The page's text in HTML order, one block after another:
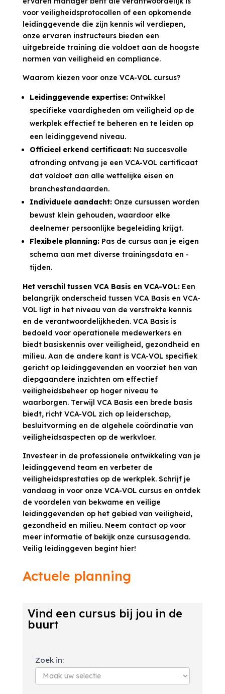
voor veiligheidsprotocollen of een opkomende
leidinggevende die zijn kennis wil verdiepen,
onze ervaren instructeurs bieden een
uitgebreide training die voldoet aan de hoogste
normen van veiligheid en compliance.
Waarom kiezen voor onze VCA-VOL cursus?
Leidinggevende expertise:Ontwikkel
specifieke vaardigheden om veiligheid op de
werkplek effectief te beheren en te leiden op
een leidinggevend niveau.
Officieel erkend certificaat:Na succesvolle
afronding ontvang je een VCA-VOL certificaat
dat voldoet aan alle wettelijke eisen en
branchestandaarden.
Individuele aandacht:Onze cursussen worden
bewust klein gehouden, waardoor elke
deelnemer persoonlijke begeleiding krijgt.
Flexibele planning:Pas de cursus aan je eigen
schema aan met diverse trainingsdata en -
tijden.
Het verschil tussen VCA Basis en VCA-VOL:Een
belangrijk onderscheid tussen VCA Basis en VCA-
VOL ligt in het niveau van de verstrekte kennis
en de verantwoordelijkheden. VCA Basis is
bedoeld voor operationele medewerkers en
biedt basiskennis over veiligheid, gezondheid en
milieu. Aan de andere kant is VCA-VOL specifiek
gericht op leidinggevenden en voorziet hen van
diepgaandere inzichten om effectief
veiligheidsbeheer op hoger niveau te
waarborgen. Terwijl VCA Basis een brede basis
biedt, richt VCA-VOL zich op leiderschap,
besluitvorming en de algehele coördinatie van
veiligheidsaspecten op de werkvloer.
Investeer in de professionele ontwikkeling van je
leidinggevend team en verbeter de
veiligheidsprestaties op de werkplek. Schrijf je
vandaag in voor onze VCA-VOL cursus en ontdek
de voordelen van bekwame en veilige
leidinggevenden op het gebied van veiligheid,
gezondheid en milieu. Neem contact op voor
meer informatie of bekijk onze cursusagenda.
Veilig leidinggeven begint hier!
Actuele planning
Vind een cursus bij jou in de
buurt
Zoek
in
cursusagenda
Zoek in: